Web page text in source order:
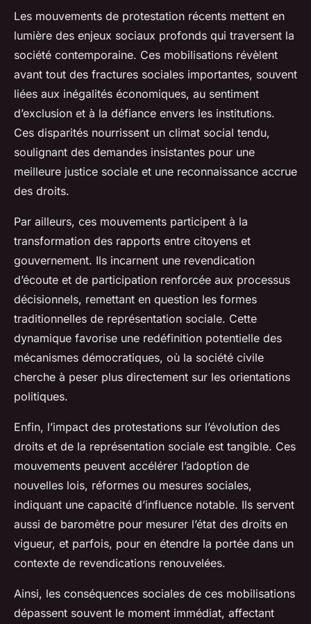
Les mouvements de protestation récents mettent en
lumière des enjeux sociaux profonds qui traversent la
société contemporaine. Ces mobilisations révèlent
avant tout des fractures sociales importantes, souvent
liées aux inégalités économiques, au sentiment
d’exclusion et à la défiance envers les institutions.
Ces disparités nourrissent un climat social tendu,
soulignant des demandes insistantes pour une
meilleure justice sociale et une reconnaissance accrue
des droits.
Par ailleurs, ces mouvements participent à la
transformation des rapports entre citoyens et
gouvernement. Ils incarnent une revendication
d’écoute et de participation renforcée aux processus
décisionnels, remettant en question les formes
traditionnelles de représentation sociale. Cette
dynamique favorise une redéfinition potentielle des
mécanismes démocratiques, où la société civile
cherche à peser plus directement sur les orientations
politiques.
Enfin, l’impact des protestations sur l’évolution des
droits et de la représentation sociale est tangible. Ces
mouvements peuvent accélérer l’adoption de
nouvelles lois, réformes ou mesures sociales,
indiquant une capacité d’influence notable. Ils servent
aussi de baromètre pour mesurer l’état des droits en
vigueur, et parfois, pour en étendre la portée dans un
contexte de revendications renouvelées.
Ainsi, les conséquences sociales de ces mobilisations
dépassent souvent le moment immédiat, affectant